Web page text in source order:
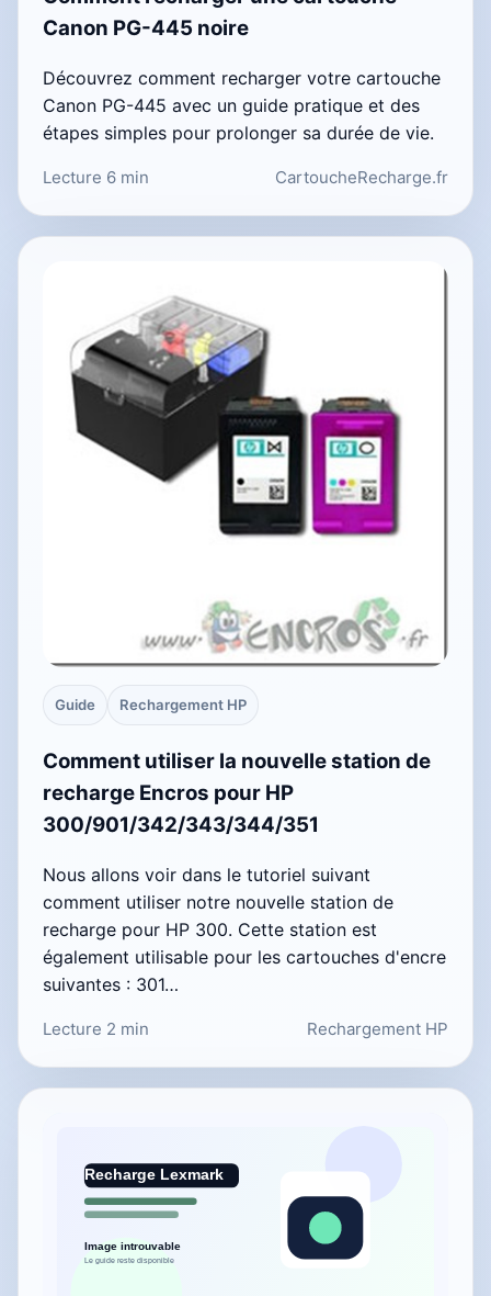
Canon PG-445 noire
Découvrez comment recharger votre cartouche
Canon PG-445 avec un guide pratique et des
étapes simples pour prolonger sa durée de vie.
Lecture 6 min CartoucheRecharge.fr
Guide Rechargement HP
Comment utiliser la nouvelle station de
recharge Encros pour HP
300/901/342/343/344/351
Nous allons voir dans le tutoriel suivant
comment utiliser notre nouvelle station de
recharge pour HP 300. Cette station est
également utilisable pour les cartouches d'encre
suivantes : 301…
Lecture 2 min Rechargement HP